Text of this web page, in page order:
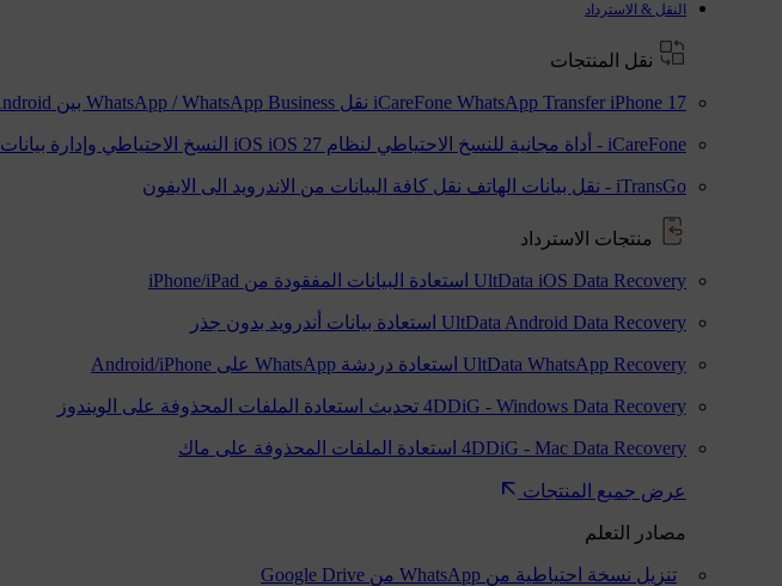
النقل & الاسترداد
نقل المنتجات
iCareFone WhatsApp Transfer iPhone 17 نقل WhatsApp / WhatsApp Business بين Android و iPhone
iCareFone - أداة مجانية للنسخ الاحتياطي لنظام iOS iOS 27 النسخ الاحتياطي وإدارة بيانات iOS بسهولة
iTransGo - نقل بيانات الهاتف نقل كافة البيانات من الاندرويد الى الايفون
منتجات الاسترداد
UltData iOS Data Recovery استعادة البيانات المفقودة من iPhone/iPad
UltData Android Data Recovery استعادة بيانات أندرويد بدون جذر
UltData WhatsApp Recovery استعادة دردشة WhatsApp على Android/iPhone
4DDiG - Windows Data Recovery تحديث استعادة الملفات المحذوفة على الويندوز
4DDiG - Mac Data Recovery استعادة الملفات المحذوفة على ماك
عرض جميع المنتجات
مصادر التعلم
تنزيل نسخة احتياطية من WhatsApp من Google Drive